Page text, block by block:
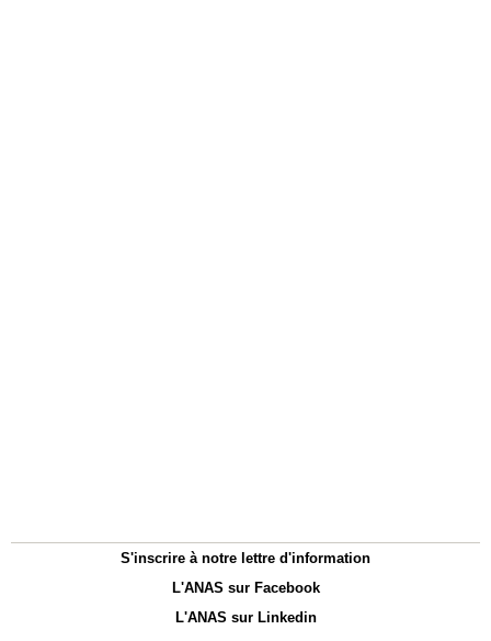
S'inscrire à notre lettre d'information
L'ANAS sur Facebook
L'ANAS sur Linkedin